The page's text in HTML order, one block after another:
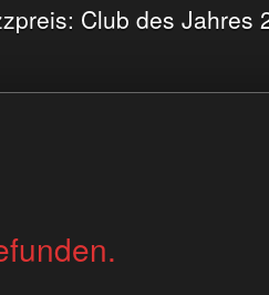
Club des Jahres